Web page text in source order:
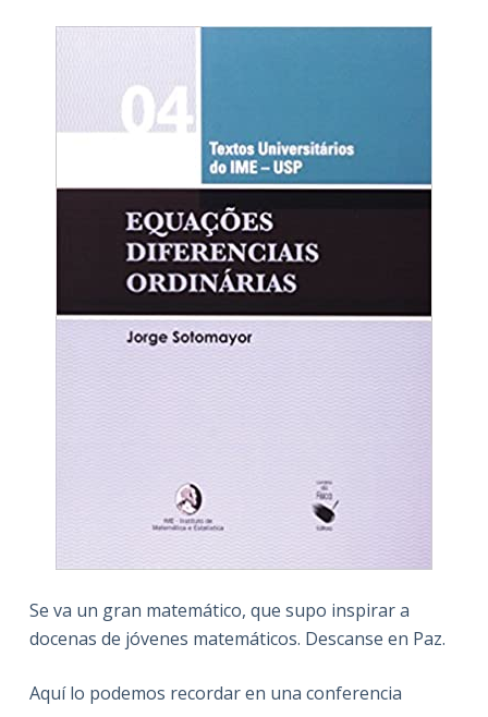
Se va un gran matemático, que supo inspirar a
docenas de jóvenes matemáticos. Descanse en Paz.
Aquí lo podemos recordar en una conferencia